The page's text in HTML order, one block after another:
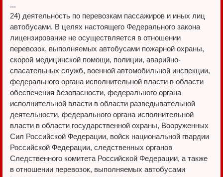
...
24) деятельность по перевозкам пассажиров и иных лиц
автобусами. В целях настоящего Федерального закона
лицензирование не осуществляется в отношении
перевозок, выполняемых автобусами пожарной охраны,
скорой медицинской помощи, полиции, аварийно-
спасательных служб, военной автомобильной инспекции,
федерального органа исполнительной власти в области
обеспечения безопасности, федерального органа
исполнительной власти в области разведывательной
деятельности, федерального органа исполнительной
власти в области государственной охраны, Вооруженных
Сил Российской Федерации, войск национальной гвардии
Российской Федерации, следственных органов
Следственного комитета Российской Федерации, а также
в отношении перевозок, выполняемых автобусами